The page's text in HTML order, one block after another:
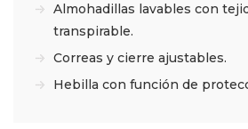
Almohadillas lavables con
transpirable.
Correas y cierre ajustables.
Hebilla con función de